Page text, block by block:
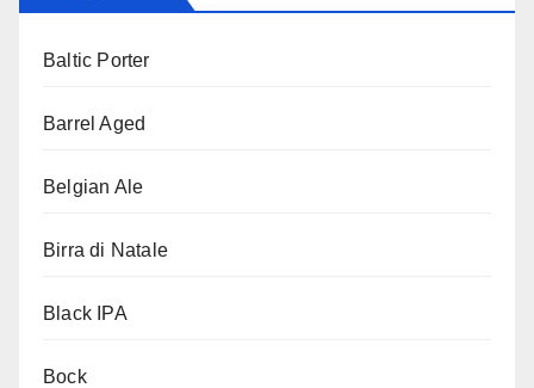
Baltic Porter
Barrel Aged
Belgian Ale
Birra di Natale
Black IPA
Bock